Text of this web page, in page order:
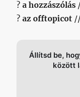
?a hozzászólás
?az offtopicot
Állítsd be,
között